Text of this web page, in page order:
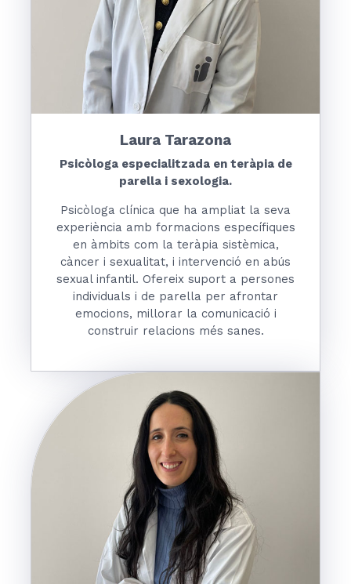
Laura Tarazona
Psicòloga especialitzada en teràpia de
parella i sexologia.
Psicòloga clínica que ha ampliat la seva
experiència amb formacions específiques
en àmbits com la teràpia sistèmica,
càncer i sexualitat, i intervenció en abús
sexual infantil. Ofereix suport a persones
individuals i de parella per afrontar
emocions, millorar la comunicació i
construir relacions més sanes.